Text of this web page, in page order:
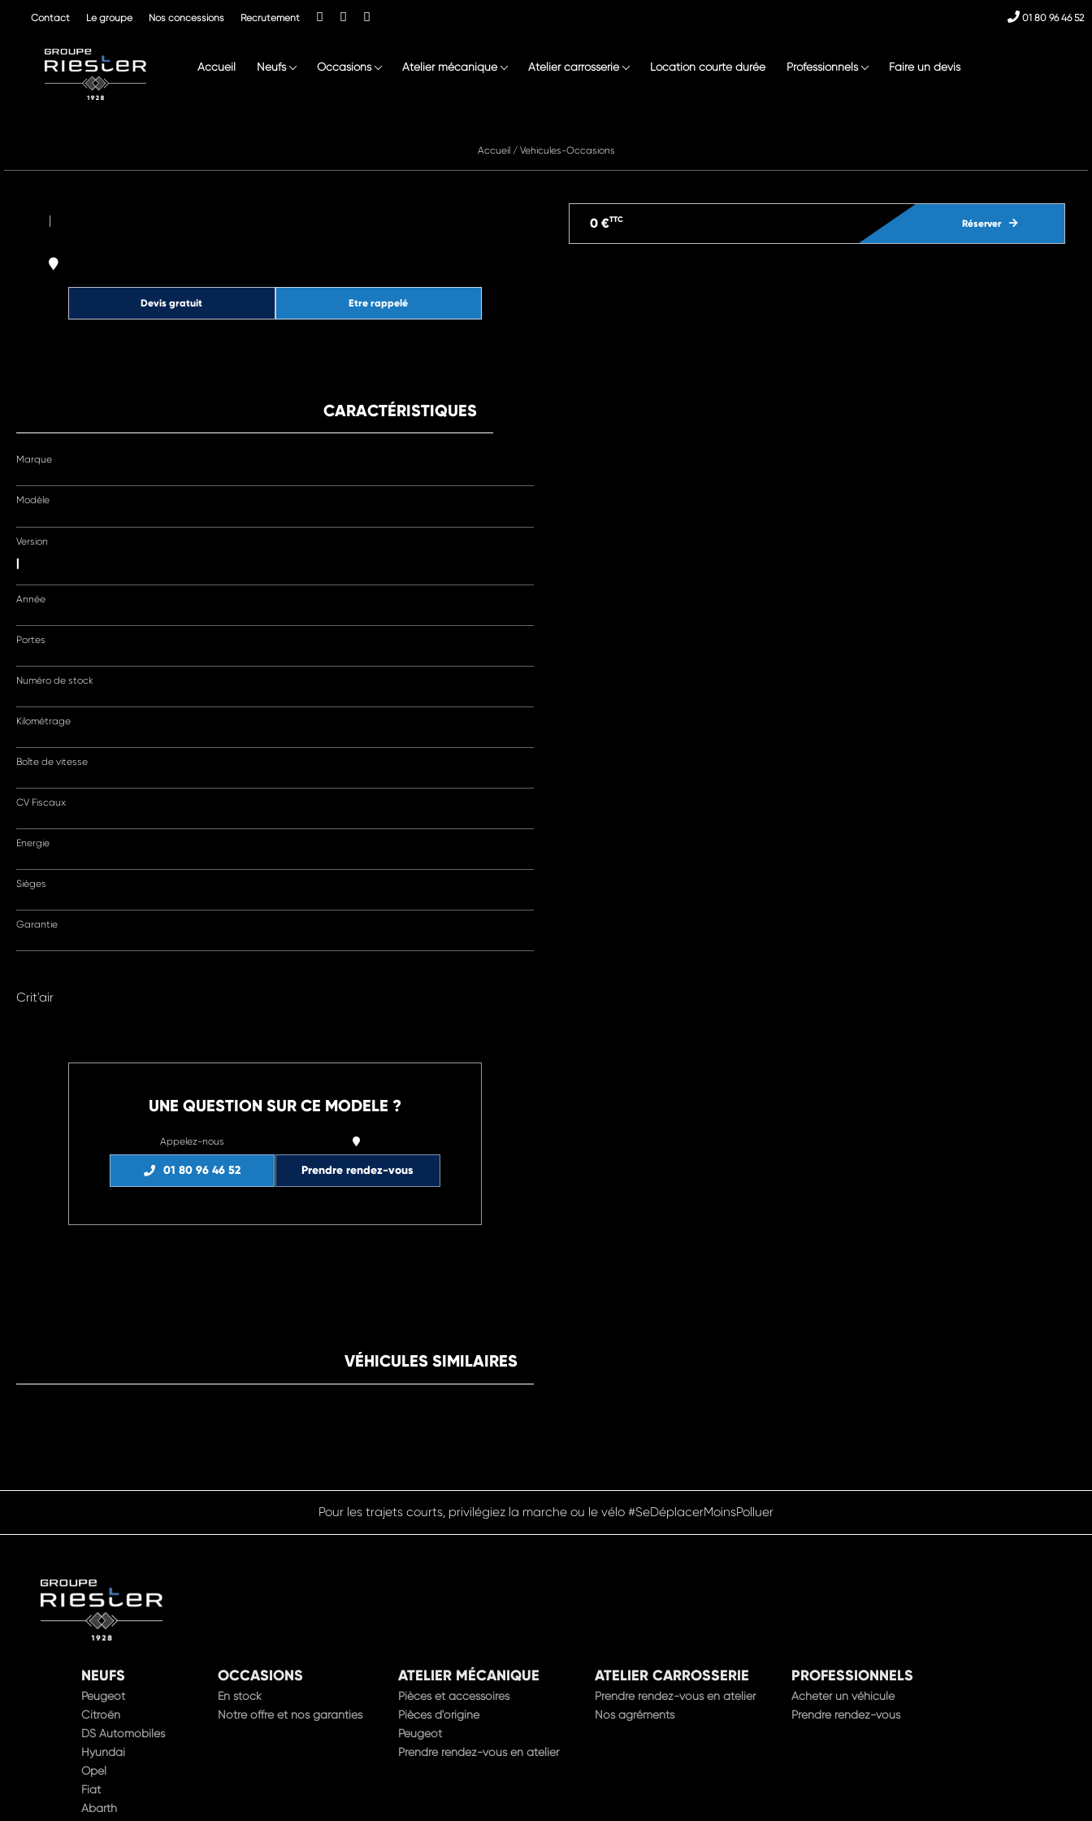
Contact Le groupe Nos concessions Recrutement 01 80 96 46 52
Accueil Neufs Occasions Atelier mécanique Atelier carrosserie Location courte durée Professionnels Faire un devis
Accueil/ Vehicules-Occasions
Réserver
0 €TTC
Etre rappelé
Devis gratuit
CARACTÉRISTIQUES
Marque
Modèle
Version
|
Année
Portes
Numéro de stock
Kilométrage
Boîte de vitesse
CV Fiscaux
Energie
Sièges
Garantie
Crit'air
UNE QUESTION SUR CE MODELE ?
Appelez-nous
01 80 96 46 52 Prendre rendez-vous
VÉHICULES SIMILAIRES
Pour les trajets courts, privilégiez la marche ou le vélo #SeDéplacerMoinsPolluer
NEUFS
Peugeot
Citroën
DS Automobiles
Hyundai
Opel
Fiat
Abarth
OCCASIONS
En stock
Notre offre et nos garanties
ATELIER MÉCANIQUE
Pièces et accessoires
Pièces d'origine
Peugeot
Prendre rendez-vous en atelier
ATELIER CARROSSERIE
Prendre rendez-vous en atelier
Nos agréments
PROFESSIONNELS
Acheter un véhicule
Prendre rendez-vous